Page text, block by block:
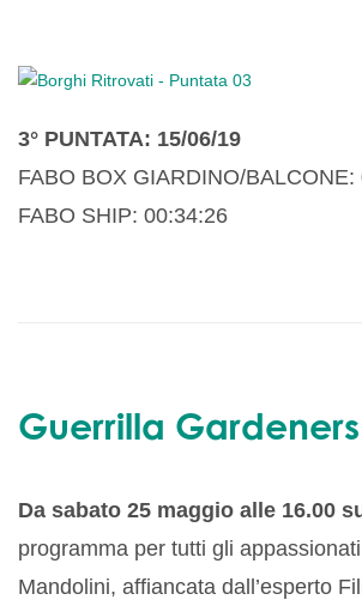
3° PUNTATA: 15/06/19
FABO BOX GIARDINO/BALCONE:
FABO SHIP: 00:34:26
Guerrilla Gardeners
Da sabato 25 maggio alle 16.00
programma per tutti gli
Mandolini, affiancata dall’esperto